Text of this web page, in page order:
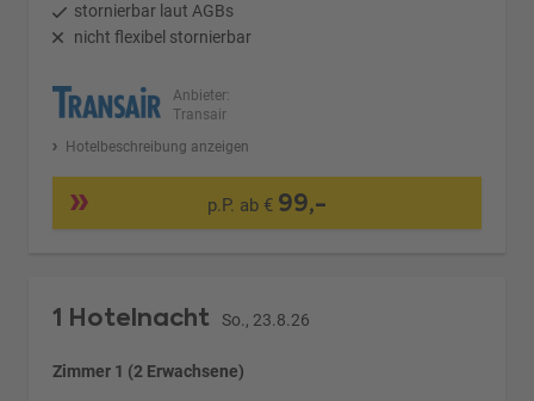
stornierbar laut AGBs
nicht flexibel stornierbar
Anbieter:
Transair
Hotelbeschreibung anzeigen
p.P. ab € 99,-
1 Hotelnacht So., 23.8.26
Zimmer 1 (2 Erwachsene)